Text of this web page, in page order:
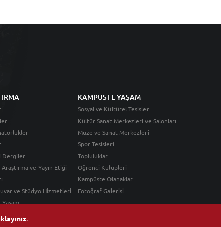
.
Dergiler
ve Yayın Etiği
ve Stüdyo Hizmetleri
KAMPÜSTE YAŞAM
Sosyal ve Kültürel Tesisler
Kültür Sanat Merkezleri ve Salonları
Müze ve Sanat Merkezleri
Spor Tesisleri
Topluluklar
Öğrenci Kulüpleri
Kampüste Olanaklar
Fotoğraf Galerisi